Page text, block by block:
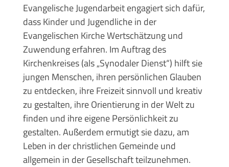
Evangelische Jugendarbeit engagiert sich dafür,
dass Kinder und Jugendliche in der
Evangelischen Kirche Wertschätzung und
Zuwendung erfahren. Im Auftrag des
Kirchenkreises (als „Synodaler Dienst“) hilft sie
jungen Menschen, ihren persönlichen Glauben
zu entdecken, ihre Freizeit sinnvoll und kreativ
zu gestalten, ihre Orientierung in der Welt zu
finden und ihre eigene Persönlichkeit zu
gestalten. Außerdem ermutigt sie dazu, am
Leben in der christlichen Gemeinde und
allgemein in der Gesellschaft teilzunehmen.